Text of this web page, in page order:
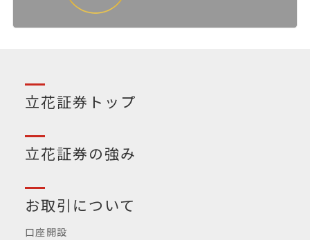
立花証券トップ
立花証券の強み
お取引について
口座開設